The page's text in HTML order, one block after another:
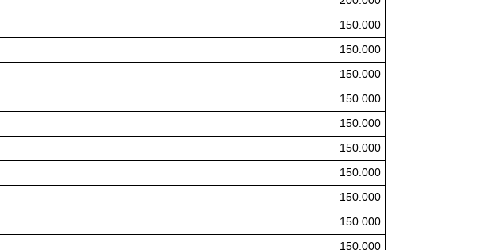
150.000
150.000
150.000
150.000
150.000
150.000
150.000
150.000
150.000
150.000